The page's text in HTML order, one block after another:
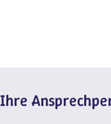
Ihre